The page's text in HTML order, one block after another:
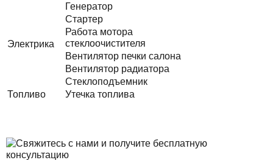
Электрика
Генератор
Стартер
Работа мотора
стеклоочистителя
Вентилятор печки салона
Вентилятор радиатора
Стеклоподъемник
Топливо
Утечка топлива